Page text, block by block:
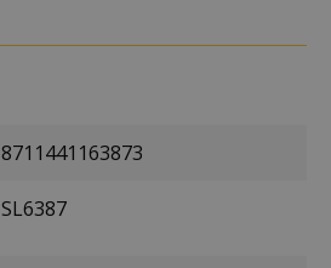
8711441163873
SL6387